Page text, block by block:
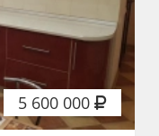
5 600 000